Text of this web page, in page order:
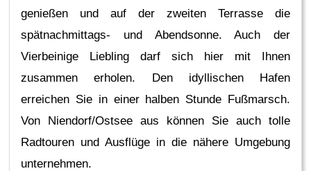
genießen und auf der zweiten Terrasse die
spätnachmittags- und Abendsonne. Auch der
Vierbeinige Liebling darf sich hier mit Ihnen
zusammen erholen. Den idyllischen Hafen
erreichen Sie in einer halben Stunde Fußmarsch.
Von Niendorf/Ostsee aus können Sie auch tolle
Radtouren und Ausflüge in die nähere Umgebung
unternehmen.